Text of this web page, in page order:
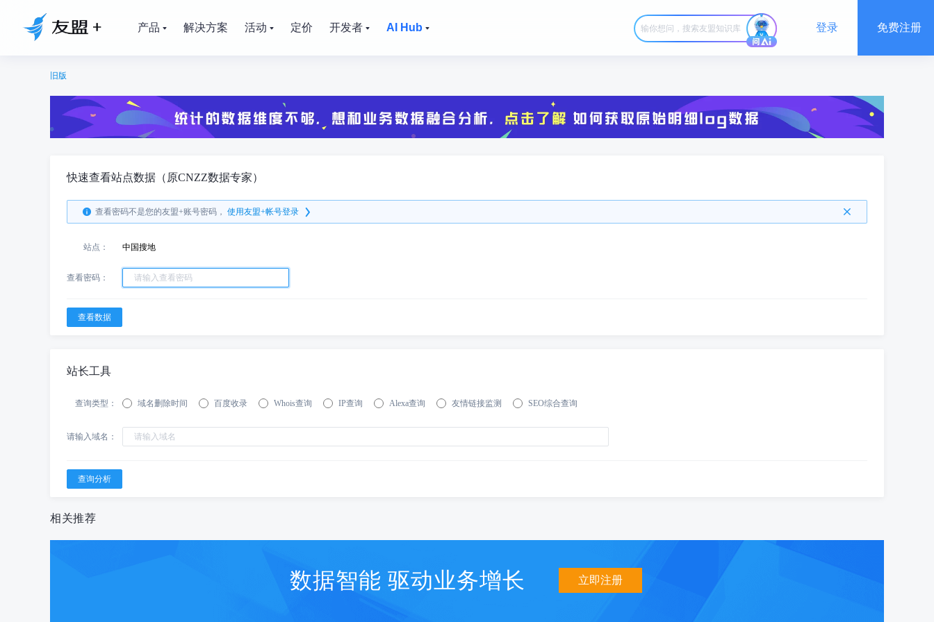
产品 解决方案 活动 定价 开发者 AI Hub 登录 免费注册
旧版
快速查看站点数据（原CNZZ数据专家）
查看密码不是您的友盟+账号密码， 使用友盟+帐号登录
站点： 中国搜地
查看密码：
站长工具
查询类型： 域名删除时间 百度收录 Whois查询 IP查询 Alexa查询 友情链接监测 SEO综合查询
请输入域名：
相关推荐
数据智能 驱动业务增长 立即注册